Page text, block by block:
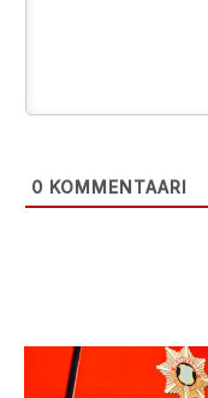
0 KOMMENTAARI